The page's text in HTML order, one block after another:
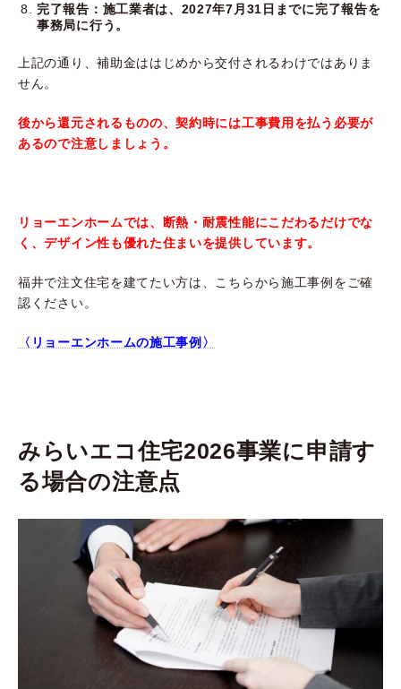
完了報告：施工業者は、2027年7月31日までに完了報告を
事務局に行う。
上記の通り、補助金ははじめから交付されるわけではありま
せん。
後から還元されるものの、契約時には工事費用を払う必要が
あるので注意しましょう。
リョーエンホームでは、断熱・耐震性能にこだわるだけでな
く、デザイン性も優れた住まいを提供しています。
福井で注文住宅を建てたい方は、こちらから施工事例をご確
認ください。
〈リョーエンホームの施工事例〉
みらいエコ住宅2026事業に申請す
る場合の注意点